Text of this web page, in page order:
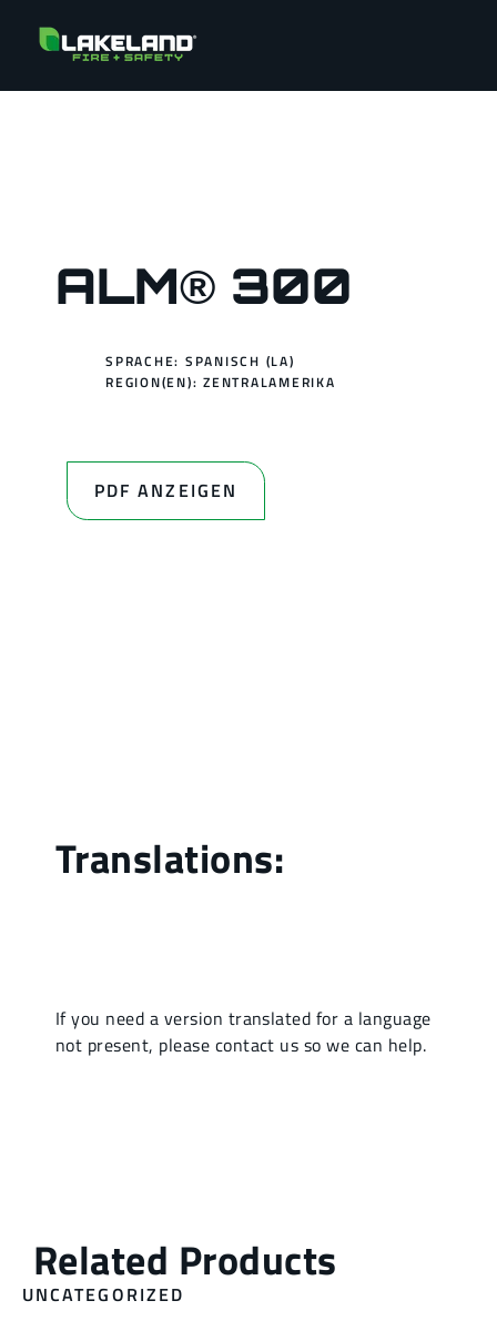
ALM® 300
SPRACHE: SPANISCH (LA)
REGION(EN):ZENTRALAMERIKA
PDF ANZEIGEN
UNCATEGORIZED